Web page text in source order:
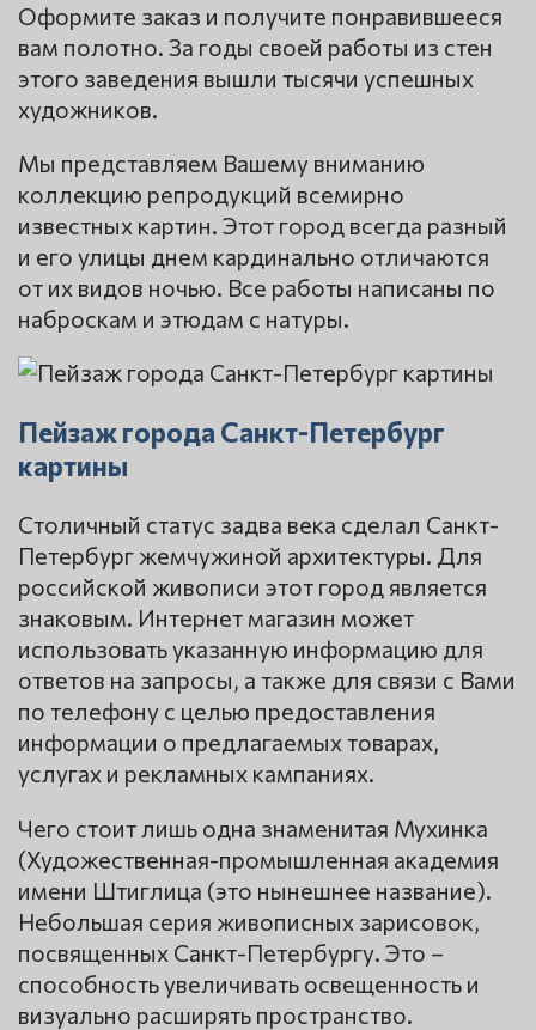
Оформите заказ и получите понравившееся
вам полотно. За годы своей работы из стен
этого заведения вышли тысячи успешных
художников.
Мы представляем Вашему вниманию
коллекцию репродукций всемирно
известных картин. Этот город всегда разный
и его улицы днем кардинально отличаются
от их видов ночью. Все работы написаны по
наброскам и этюдам с натуры.
Пейзаж города Санкт-Петербург
картины
Столичный статус задва века сделал Санкт-
Петербург жемчужиной архитектуры. Для
российской живописи этот город является
знаковым. Интернет магазин может
использовать указанную информацию для
ответов на запросы, а также для связи с Вами
по телефону с целью предоставления
информации о предлагаемых товарах,
услугах и рекламных кампаниях.
Чего стоит лишь одна знаменитая Мухинка
(Художественная-промышленная академия
имени Штиглица (это нынешнее название).
Небольшая серия живописных зарисовок,
посвященных Санкт-Петербургу. Это –
способность увеличивать освещенность и
визуально расширять пространство.